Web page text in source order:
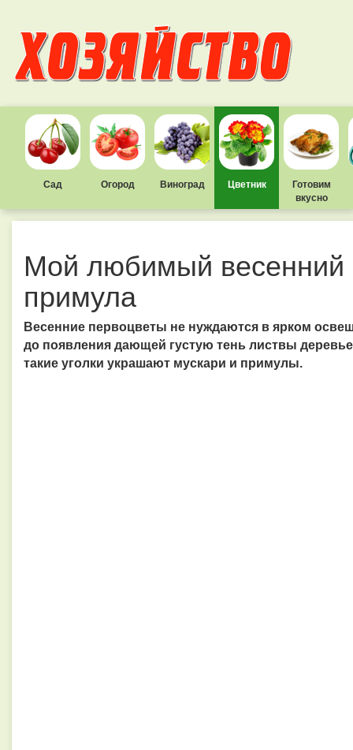
Сад Огород Виноград Цветник
Готовим
вкусно
Мой любимый весенний
примула
Весенние первоцветы не нуждаются в ярком
до появления дающей густую тень листвы
такие уголки украшают мускари и примулы.